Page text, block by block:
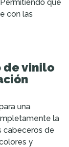
Permitiendo que
con las
de vinilo
una
la
cabeceros de
y